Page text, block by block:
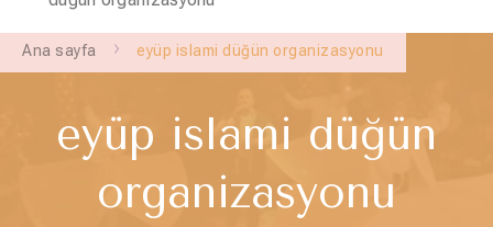
Ana sayfa eyüp islami düğün organizasyonu
eyüp islami düğün
organizasyonu